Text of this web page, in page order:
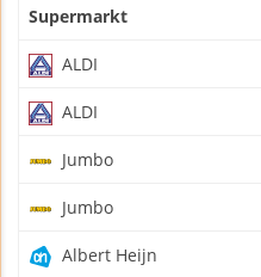
Supermarkt
ALDI
ALDI
Jumbo
Jumbo
Albert Heijn